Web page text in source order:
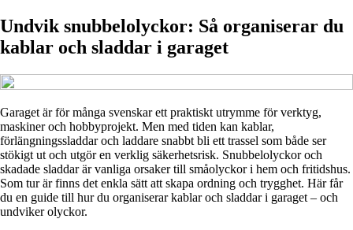
Undvik snubbelolyckor: Så organiserar du
kablar och sladdar i garaget
Garaget är för många svenskar ett praktiskt utrymme för verktyg,
maskiner och hobbyprojekt. Men med tiden kan kablar,
förlängningssladdar och laddare snabbt bli ett trassel som både ser
stökigt ut och utgör en verklig säkerhetsrisk. Snubbelolyckor och
skadade sladdar är vanliga orsaker till småolyckor i hem och fritidshus.
Som tur är finns det enkla sätt att skapa ordning och trygghet. Här får
du en guide till hur du organiserar kablar och sladdar i garaget – och
undviker olyckor.